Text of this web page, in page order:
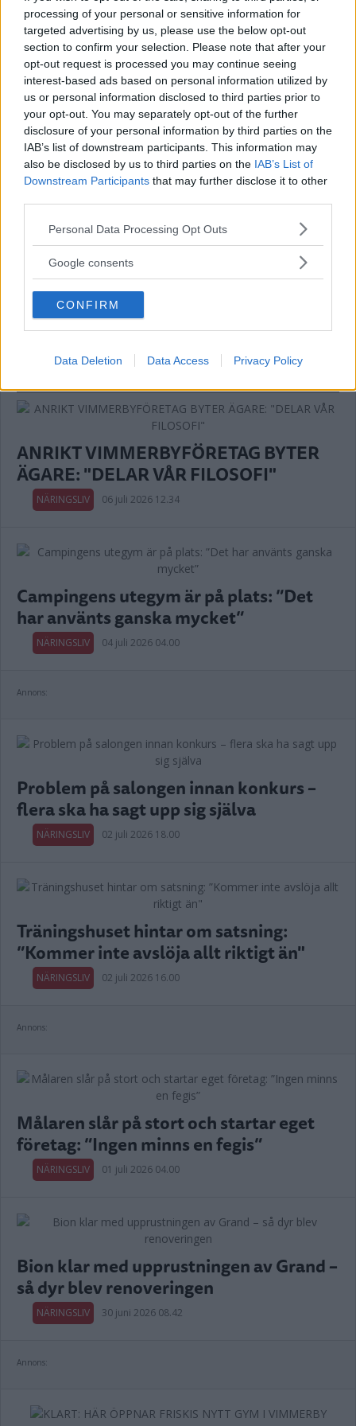
processing of your personal or sensitive information for
targeted advertising by us, please use the below opt-out
section to confirm your selection. Please note that after your
opt-out request is processed you may continue seeing
interest-based ads based on personal information utilized by
us or personal information disclosed to third parties prior to
your opt-out. You may separately opt-out of the further
disclosure of your personal information by third parties on the
IAB’s list of downstream participants. This information may
also be disclosed by us to third parties on the IAB’s List of
Downstream Participants that may further disclose it to other
Please note that this website/app uses one or more Google
not limited to your visit or usage behaviour. You may click to
use your data for below specified purposes in below Google
consent section.
Personal Data Processing Opt Outs
Google consents
CONFIRM
Data Deletion Data Access Privacy Policy
FÖRETAG MED VERKSAMHET I
VIMMERBY BYTER NAMN
NÄRINGSLIV 07 juli 2026 07.29
Alsér om beslutet att överlämna
livsverket: "Företaget blir helt enkelt
starkare"
EXTRA
ANRIKT VIMMERBYFÖRETAG BYTER
ÄGARE: "DELAR VÅR FILOSOFI"
NÄRINGSLIV 06 juli 2026 12.34
Campingens utegym är på plats: ”Det
har använts ganska mycket”
NÄRINGSLIV 04 juli 2026 04.00
Annons:
Problem på salongen innan konkurs –
flera ska ha sagt upp sig själva
NÄRINGSLIV 02 juli 2026 18.00
Träningshuset hintar om satsning:
”Kommer inte avslöja allt riktigt än"
NÄRINGSLIV 02 juli 2026 16.00
Annons:
Målaren slår på stort och startar eget
företag: ”Ingen minns en fegis”
NÄRINGSLIV 01 juli 2026 04.00
Bion klar med upprustningen av Grand –
så dyr blev renoveringen
NÄRINGSLIV 30 juni 2026 08.42
Annons: